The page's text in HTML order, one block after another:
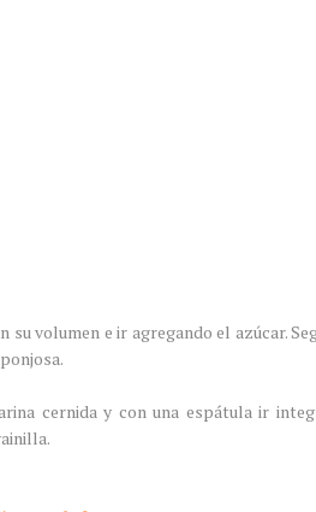
su volumen e ir agregando el azúcar.
cernida y con una espátula ir